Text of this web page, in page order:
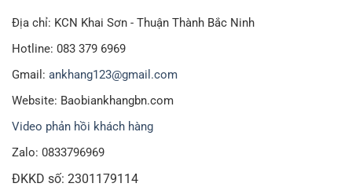
Địa chỉ: KCN Khai Sơn - Thuận Thành Bắc Ninh
Hotline: 083 379 6969
Gmail: ankhang123@gmail.com
Website: Baobiankhangbn.com
Video phản hồi khách hàng
Zalo: 0833796969
ĐKKD số: 2301179114